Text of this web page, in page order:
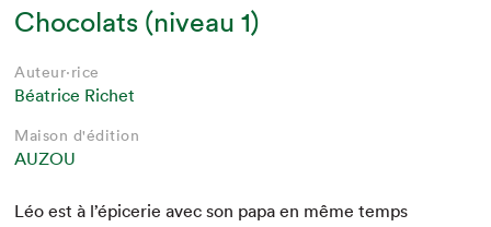
Chocolats (niveau 1)
Auteur·rice
Béatrice Richet
Maison d'édition
AUZOU
Léo est à l’épicerie avec son papa en même temps